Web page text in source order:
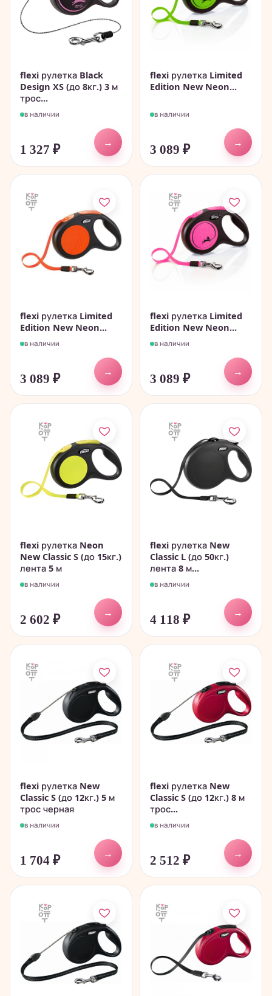
flexi рулетка Black
Design XS (до 8кг.) 3 м
трос...
в наличии
1 327 ₽
→
flexi рулетка Limited
Edition New Neon...
в наличии
3 089 ₽
→
flexi рулетка Limited
Edition New Neon...
в наличии
3 089 ₽
→
flexi рулетка Limited
Edition New Neon...
в наличии
3 089 ₽
→
flexi рулетка Neon
New Classic S (до 15кг.)
лента 5 м
в наличии
2 602 ₽
→
flexi рулетка New
Classic L (до 50кг.)
лента 8 м...
в наличии
4 118 ₽
→
flexi рулетка New
Classic S (до 12кг.) 5 м
трос черная
в наличии
1 704 ₽
→
flexi рулетка New
Classic S (до 12кг.) 8 м
трос...
в наличии
2 512 ₽
→